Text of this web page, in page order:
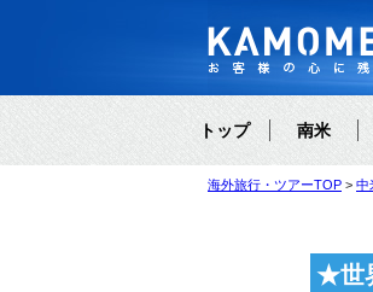
トップ 南米
海外旅行・ツアーTOP 中
★世